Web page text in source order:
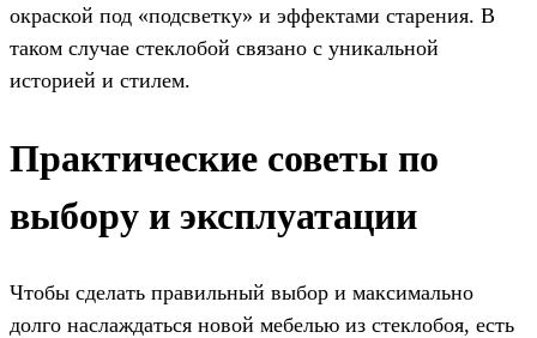
окраской под «подсветку» и эффектами старения. В
таком случае стеклобой связано с уникальной
историей и стилем.
Практические советы по
выбору и эксплуатации
Чтобы сделать правильный выбор и максимально
долго наслаждаться новой мебелью из стеклобоя, есть